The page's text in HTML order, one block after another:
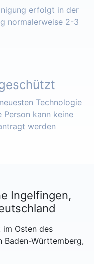
erfolgt in der
normalerweise 2-3
Technologie
Person kann keine
werden
Ingelfingen,
im Osten des
Baden-Württemberg,